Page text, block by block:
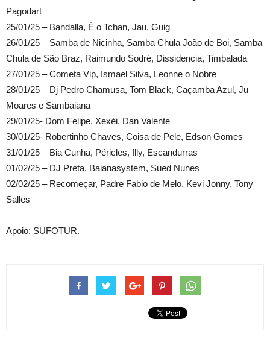
Pagodart
25/01/25 – Bandalla, É o Tchan, Jau, Guig
26/01/25 – Samba de Nicinha, Samba Chula João de Boi, Samba
Chula de São Braz, Raimundo Sodré, Dissidencia, Timbalada
27/01/25 – Cometa Vip, Ismael Silva, Leonne o Nobre
28/01/25 – Dj Pedro Chamusa, Tom Black, Caçamba Azul, Ju
Moares e Sambaiana
29/01/25- Dom Felipe, Xexéi, Dan Valente
30/01/25- Robertinho Chaves, Coisa de Pele, Edson Gomes
31/01/25 – Bia Cunha, Péricles, Illy, Escandurras
01/02/25 – DJ Preta, Baianasystem, Sued Nunes
02/02/25 – Recomeçar, Padre Fabio de Melo, Kevi Jonny, Tony
Salles
Apoio: SUFOTUR.